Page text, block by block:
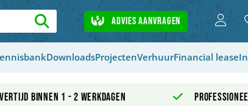
Advies aanvragen
DownloadsProjectenVerhuurFinancial lease
binnen 1 - 2 werkdagen